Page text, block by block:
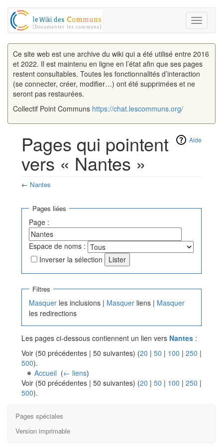
Toggle
Ce site web est une archive du wiki qui a été utilisé entre 2016
et 2022. Il est maintenu en ligne en l’état afin que ses pages
restent consultables. Toutes les fonctionnalités d’interaction
(se connecter, créer, modifier…) ont été supprimées et ne
seront pas restaurées.
Collectif Point Communs https://chat.lescommuns.org/
Aide
Pages qui pointent
vers « Nantes »
← Nantes
Pages liées
Page :
Espace de noms :
Inverser la sélection
Filtres
Masquer les inclusions | Masquer liens | Masquer
les redirections
Les pages ci-dessous contiennent un lien vers Nantes :
Voir (50 précédentes | 50 suivantes) (20 | 50 | 100 | 250 |
500).
Accueil (← liens)
Voir (50 précédentes | 50 suivantes) (20 | 50 | 100 | 250 |
500).
Pages spéciales
Version imprimable